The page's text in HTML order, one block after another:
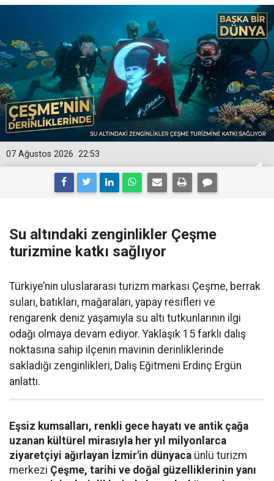
22:53
07 Ağustos 2026
Su altındaki zenginlikler Çeşme
turizmine katkı sağlıyor
Türkiye’nin uluslararası turizm markası Çeşme, berrak
suları, batıkları, mağaraları, yapay resifleri ve
rengarenk deniz yaşamıyla su altı tutkunlarının ilgi
odağı olmaya devam ediyor. Yaklaşık 15 farklı dalış
noktasına sahip ilçenin mavinin derinliklerinde
sakladığı zenginlikleri, Dalış Eğitmeni Erdinç Ergün
anlattı.
Eşsiz kumsalları, renkli gece hayatı ve antik çağa
uzanan kültürel mirasıyla her yıl milyonlarca
ziyaretçiyi ağırlayan İzmir'in dünyaca ünlü turizm
merkezi Çeşme, tarihi ve doğal güzelliklerinin yanı